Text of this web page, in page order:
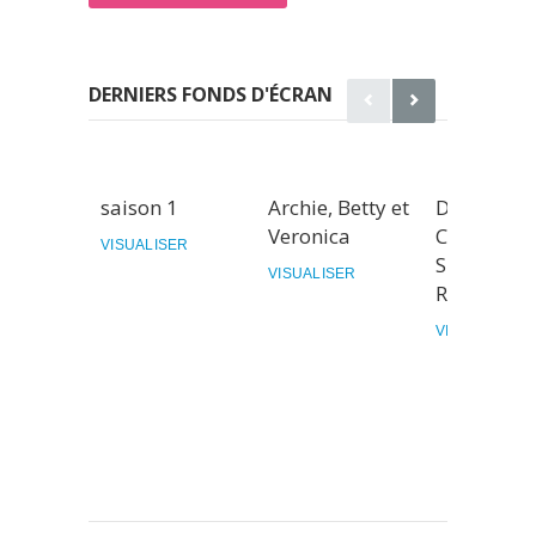
DERNIERS FONDS D'ÉCRAN
saison 1
VISUALISER
Archie, Betty et
Veronica
VISUALISER
Dans la
Chock'Lit
Shoppe de
Riverdale
VISUALISER